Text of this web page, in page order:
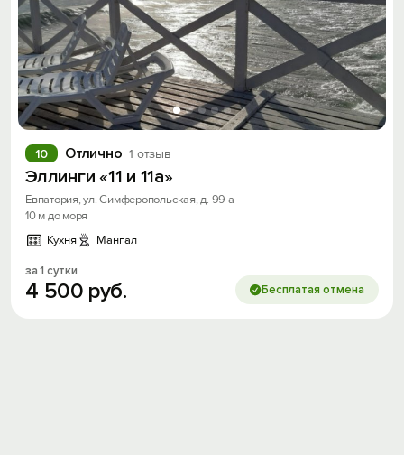
Отлично 1 отзыв
10
Эллинги «11 и 11а»
Евпатория, ул. Симферопольская, д. 99 а
10 м до моря
Кухня
Мангал
за 1 сутки
4 500 руб. Бесплатая отмена